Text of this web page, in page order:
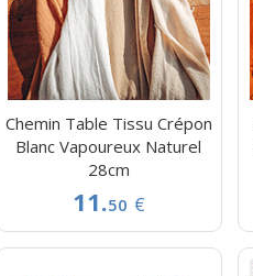
Chemin Table Tissu Crépon
Blanc Vapoureux Naturel
28cm
11.50 €